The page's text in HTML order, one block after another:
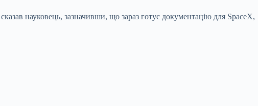
науковець, зазначивши, що зараз готує документацію для SpaceX,